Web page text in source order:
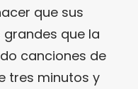
que sus
que la
canciones de
tres minutos y